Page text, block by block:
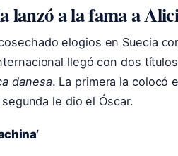
lanzó a la fama a
elogios en Suecia
llegó con dos
danesa. La primera la colocó
le dio el Óscar.